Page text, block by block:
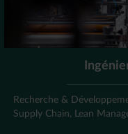
Recherche &
Supply Chain, Lean